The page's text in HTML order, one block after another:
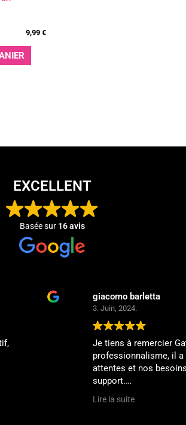
9,99 €
EXCELLENT
Basée sur 16 avis
giacomo barletta
Je tiens à remercier Gatien pour son
professionnalisme, il a été à notre écoute
attentes et nos besoins pour la
Matériel de très haute qualité.